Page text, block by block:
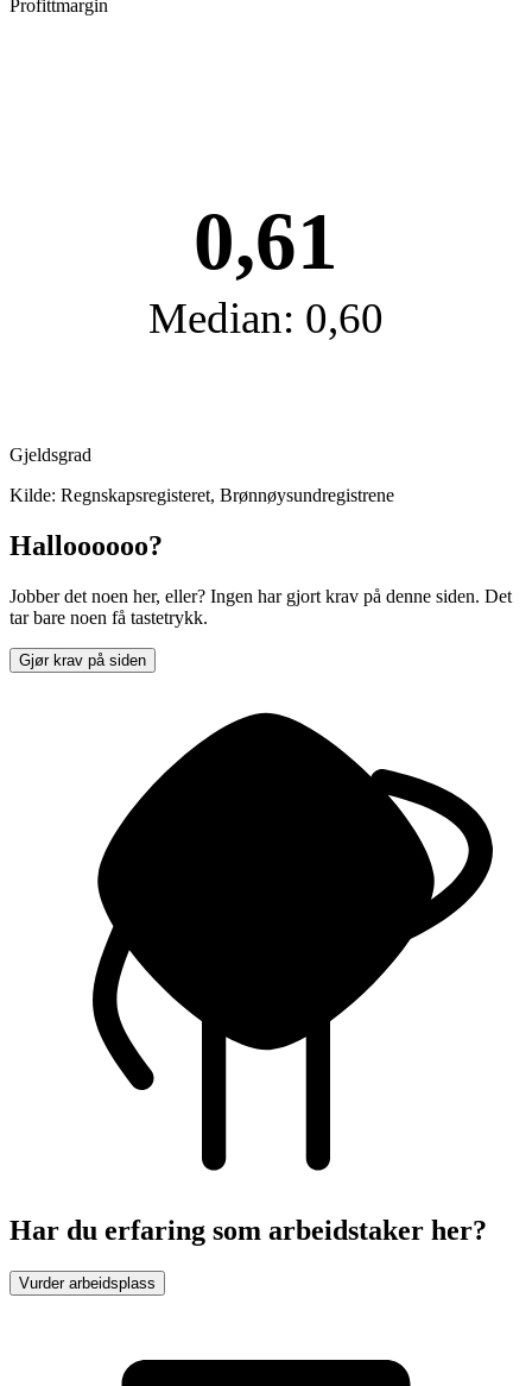
Profittmargin
0,61
Median: 0,60
Gjeldsgrad
Kilde: Regnskapsregisteret, Brønnøysundregistrene
Halloooooo?
Jobber det noen her, eller? Ingen har gjort krav på denne siden. Det
tar bare noen få tastetrykk.
Gjør krav på siden
Har du erfaring som arbeidstaker her?
Vurder arbeidsplass